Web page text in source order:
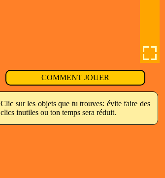
COMMENT JOUER
Clic sur les objets que tu trouves: évite faire des
clics inutiles ou ton temps sera réduit.